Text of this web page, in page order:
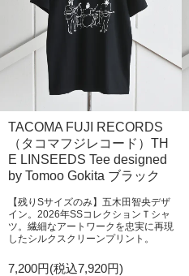
TACOMA FUJI RECORDS
（タコマフジレコード）TH
E LINSEEDS Tee designed
by Tomoo Gokita ブラック
【残りSサイズのみ】五木田智央デザ
イン。2026年SSコレクションＴシャ
ツ。繊細なアートワークを忠実に再現
したシルクスクリーンプリント。
7,200円(税込7,920円)